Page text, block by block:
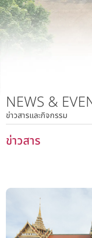
นโยบายด้านสิทธิมนุษยชน
นโยบายความเป็นส่วนตัว
นโยบายความมั่นคงปลอ
นโยบายการสื่อสารการตลา
นโยบายด้านสิทธิม
นโยบายความเป็นส่ว
นโยบายความมั่นค
คอมพิวเตอร์
บริษัท ภัทยากบินทร์บุรี จำ
บริษัท โทรา 1010 จำกัด
บริษัท วาโก้แม่สอด จำกัด
NEWS &
ข่าวสารและกิจกรรม
ข่าวสาร